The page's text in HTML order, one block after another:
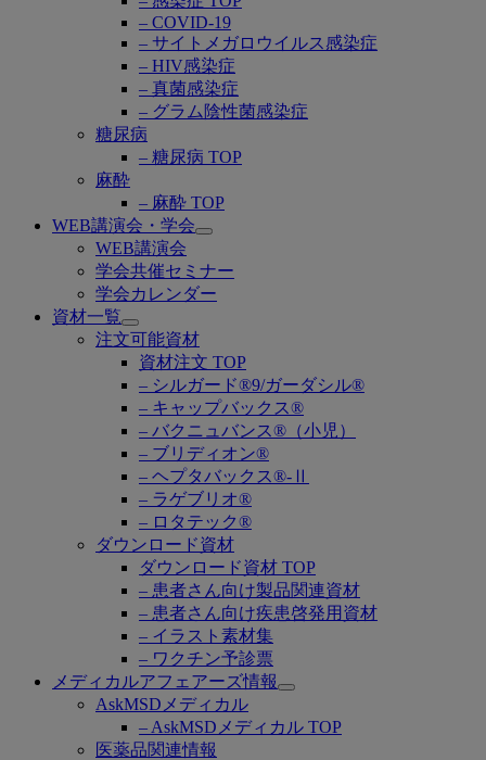
– COVID-19
– サイトメガロウイルス感染症
– HIV感染症
– 真菌感染症
– グラム陰性菌感染症
糖尿病
– 糖尿病 TOP
麻酔
– 麻酔 TOP
WEB講演会・学会
Open
WEB講演会
学会共催セミナー
学会カレンダー
資材一覧
Open
submenu
注文可能資材
資材注文 TOP
– シルガード®9/ガーダシル®
– キャップバックス®
– バクニュバンス®（小児）
– ブリディオン®
– ヘプタバックス®-Ⅱ
– ラゲブリオ®
– ロタテック®
ダウンロード資材
ダウンロード資材 TOP
– 患者さん向け製品関連資材
– 患者さん向け疾患啓発用資材
– イラスト素材集
– ワクチン予診票
メディカルアフェアーズ情報
Open
AskMSDメディカル
– AskMSDメディカル TOP
医薬品関連情報